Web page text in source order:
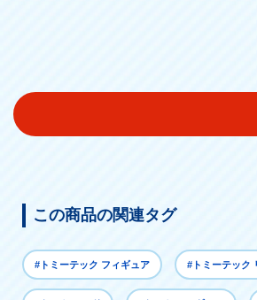
この商品の関連タグ
#トミーテック フィギュア #トミーテック